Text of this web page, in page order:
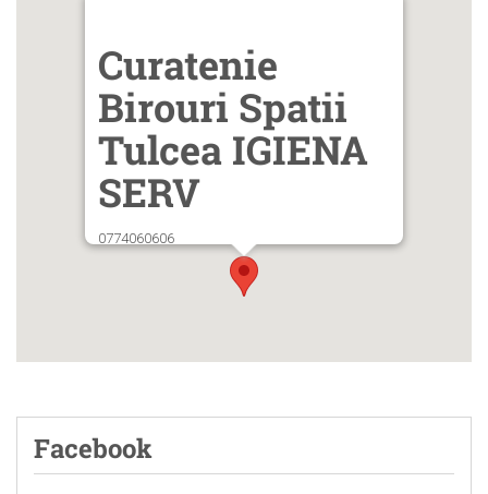
Curatenie
Birouri Spatii
Tulcea IGIENA
SERV
0774060606
Facebook